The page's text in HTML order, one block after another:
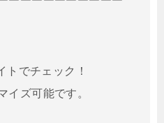
￣￣￣￣￣￣￣￣￣￣
でチェック！
ズ可能です。